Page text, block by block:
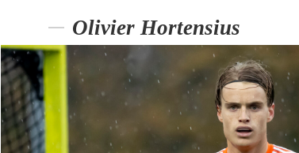
Olivier Hortensius